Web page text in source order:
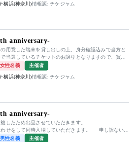
横浜(神奈川)情報源: チケジャム
anniversary-
用意した端末を貸し出しの上、身分確認込みで当方と
当選しているチケットのお譲りとなりますので、買い
女性名義 主催者
横浜(神奈川)情報源: チケジャム
anniversary-
したため出品させていただきます。
同時入場していただきます。 申し訳ないの
をお譲...
男性名義 主催者